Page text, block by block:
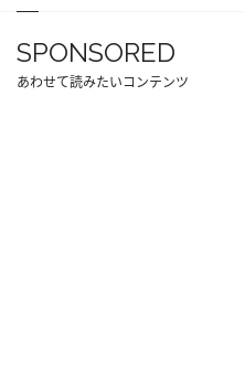
SPONSORED
あわせて読みたいコンテンツ